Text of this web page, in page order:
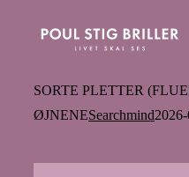
SORTE PLETTER
ØJNENESearchmind